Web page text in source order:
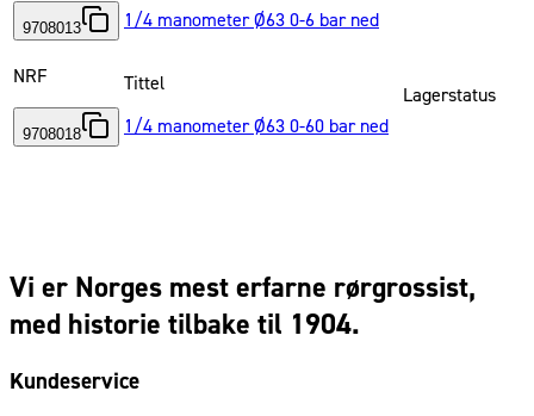
9708013 1/4 manometer Ø63 0-6 bar ned
NRF
9708018
Tittel
1/4 manometer Ø63 0-60 bar ned
Lagerstatus
Vi er Norges mest erfarne rørgrossist,
med historie tilbake til 1904.
Kundeservice